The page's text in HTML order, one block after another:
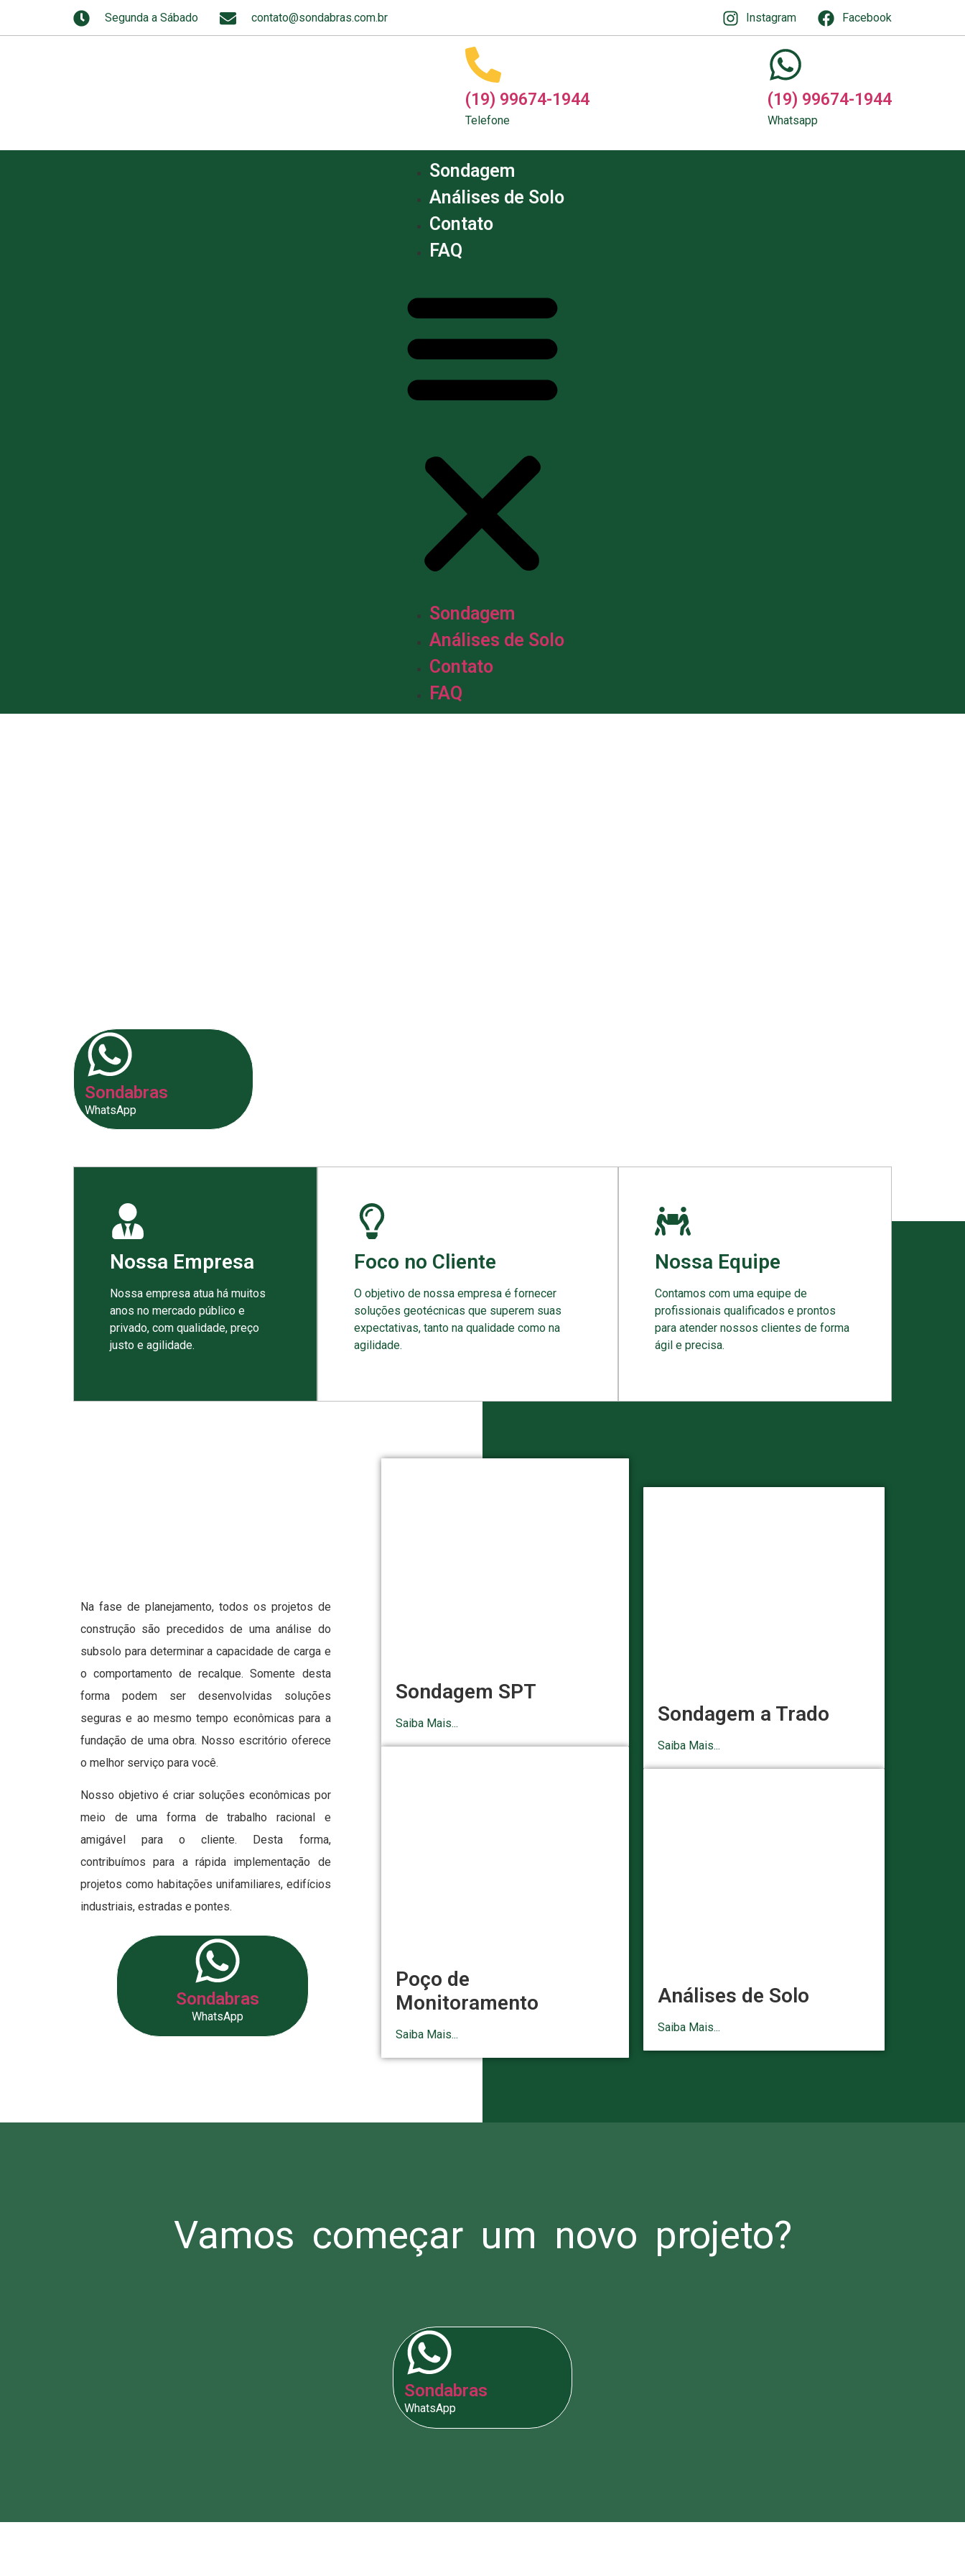
Segunda a Sábado contato@sondabras.com.br Instagram Facebook
(19) 99674-1944
Telefone
(19) 99674-1944
Whatsapp
Sondagem
Análises de Solo
Contato
FAQ
Sondagem
Análises de Solo
Contato
FAQ
Sondabras
WhatsApp
Nossa Empresa
Nossa empresa atua há muitos
anos no mercado público e
privado, com qualidade, preço
justo e agilidade.
Foco no Cliente
O objetivo de nossa empresa é fornecer
soluções geotécnicas que superem suas
expectativas, tanto na qualidade como na
agilidade.
Nossa Equipe
Contamos com uma equipe de
profissionais qualificados e prontos
para atender nossos clientes de forma
ágil e precisa.
Na fase de planejamento, todos os projetos de
construção são precedidos de uma análise do
subsolo para determinar a capacidade de carga e
o comportamento de recalque. Somente desta
forma podem ser desenvolvidas soluções
seguras e ao mesmo tempo econômicas para a
fundação de uma obra. Nosso escritório oferece
o melhor serviço para você.
Nosso objetivo é criar soluções econômicas por
meio de uma forma de trabalho racional e
amigável para o cliente. Desta forma,
contribuímos para a rápida implementação de
projetos como habitações unifamiliares, edifícios
industriais, estradas e pontes.
Sondabras
WhatsApp
Sondagem SPT
Saiba Mais...
Poço de
Monitoramento
Saiba Mais...
Sondagem a Trado
Saiba Mais...
Análises de Solo
Saiba Mais...
Vamos começar um novo projeto?
Sondabras
WhatsApp